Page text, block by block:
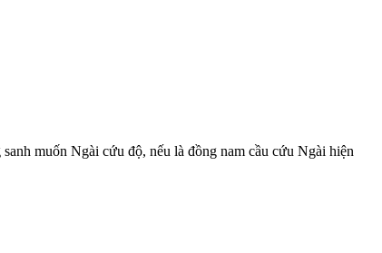
muốn Ngài cứu độ, nếu là đồng nam cầu cứu Ngài hiện